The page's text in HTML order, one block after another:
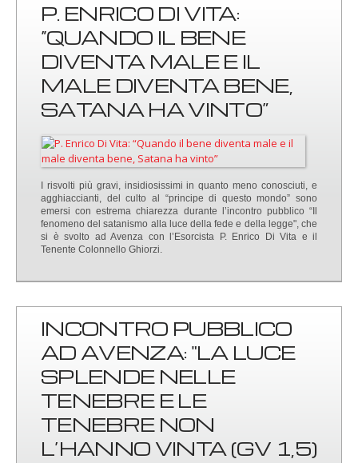
P. ENRICO DI VITA:
“QUANDO IL BENE
DIVENTA MALE E IL
MALE DIVENTA BENE,
SATANA HA VINTO”
I risvolti più gravi, insidiosissimi in quanto meno conosciuti, e
agghiaccianti, del culto al “principe di questo mondo” sono
emersi con estrema chiarezza durante l’incontro pubblico “Il
fenomeno del satanismo alla luce della fede e della legge", che
si è svolto ad Avenza con l’Esorcista P. Enrico Di Vita e il
Tenente Colonnello Ghiorzi.
INCONTRO PUBBLICO
AD AVENZA: "LA LUCE
SPLENDE NELLE
TENEBRE E LE
TENEBRE NON
L’HANNO VINTA (GV 1,5)